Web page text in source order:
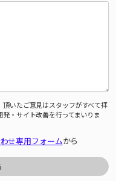
いたご意見はスタッフがすべて拝
・サイト改善を行ってまいりま
せ専用フォームから